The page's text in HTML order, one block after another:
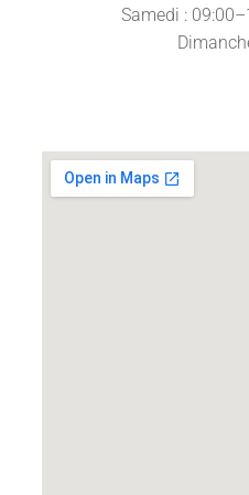
Samedi :